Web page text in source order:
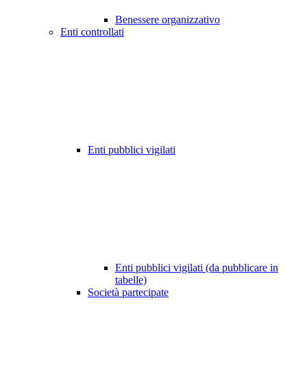
Benessere organizzativo
Enti controllati
Enti pubblici vigilati
Enti pubblici vigilati (da pubblicare in
tabelle)
Società partecipate